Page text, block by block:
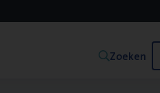
Zoeken